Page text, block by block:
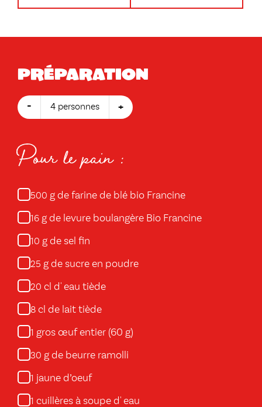
Préparation
- 4 personnes +
Pour le pain :
500 g de farine de blé bio Francine
16 g de levure boulangère Bio Francine
10 g de sel fin
25 g de sucre en poudre
20 cl d' eau tiède
8 cl de lait tiède
1 gros œuf entier (60 g)
30 g de beurre ramolli
1 jaune d’oeuf
1 cuillères à soupe d' eau